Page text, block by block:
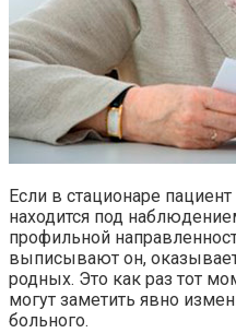
Если в стационаре
находится под
профильной
выписывают он,
родных. Это как раз тот
могут заметить явно
больного.